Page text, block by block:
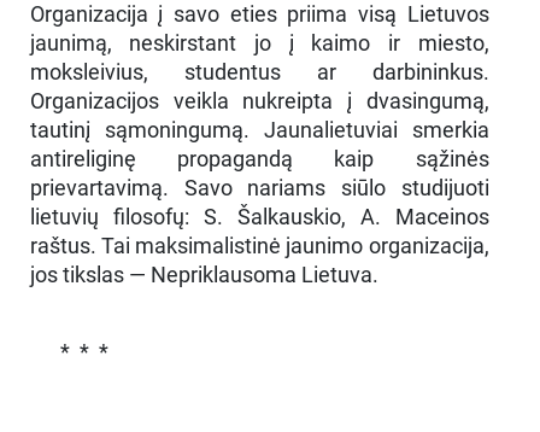
Organizacija į savo eties priima visą Lietuvos
jaunimą, neskirstant jo į kaimo ir miesto,
moksleivius, studentus ar darbininkus.
Organizacijos veikla nukreipta į dvasingumą,
tautinį sąmoningumą. Jaunalietuviai smerkia
antireliginę propagandą kaip sąžinės
prievartavimą. Savo nariams siūlo studijuoti
lietuvių filosofų: S. Šalkauskio, A. Maceinos
raštus. Tai maksimalistinė jaunimo organizacija,
jos tikslas — Nepriklausoma Lietuva.
* * *